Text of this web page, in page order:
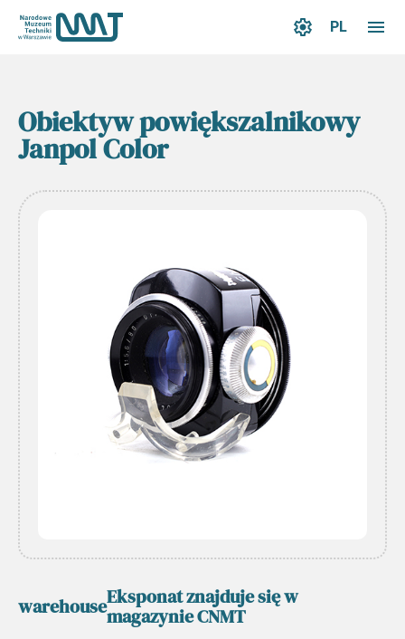
PL
Obiektyw powiększalnikowy
Janpol Color
warehouseEksponat znajduje się w
magazynie CNMT